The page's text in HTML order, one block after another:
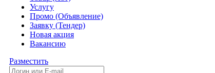
Услугу
Промо (Объявление)
Заявку (Тендер)
Новая акция
Вакансию
Разместить